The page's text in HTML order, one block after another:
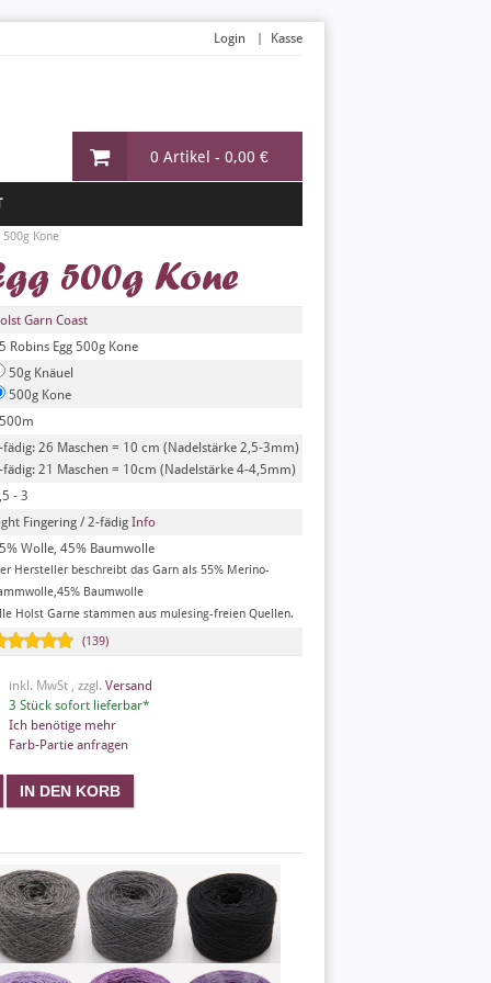
0 Artikel - 0,00 €
Login Kasse
500g Kone
500g Kone
Garn Coast
Robins Egg 500g Kone
50g Knäuel
500g Kone
fädig: 26 Maschen = 10 cm (Nadelstärke 2,5-3mm)
fädig: 21 Maschen = 10cm (Nadelstärke 4-4,5mm)
- 3
Fingering / 2-fädig Info
Wolle, 45% Baumwolle
Hersteller beschreibt das Garn als 55% Merino-
Baumwolle
Holst Garne stammen aus mulesing-freien Quellen.
(139)
inkl. MwSt , zzgl. Versand
3 Stück sofort lieferbar*
Ich benötige mehr
Farb-Partie anfragen